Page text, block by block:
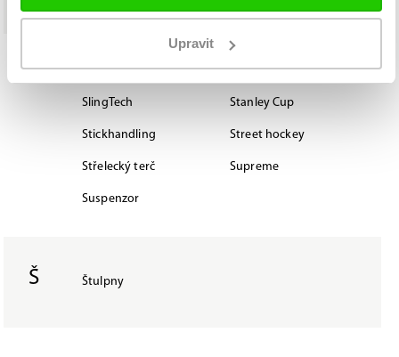
Upravit
S Scouting Shaft
SlingTech Stanley Cup
Stickhandling Street hockey
Střelecký terč Supreme
Suspenzor
Š Štulpny